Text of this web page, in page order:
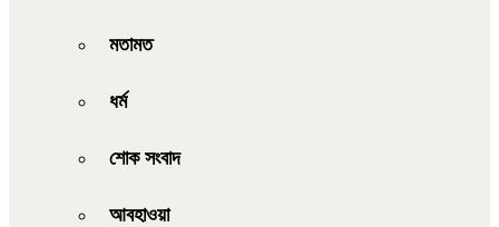
মতামত
ধর্ম
শোক সংবাদ
আবহাওয়া